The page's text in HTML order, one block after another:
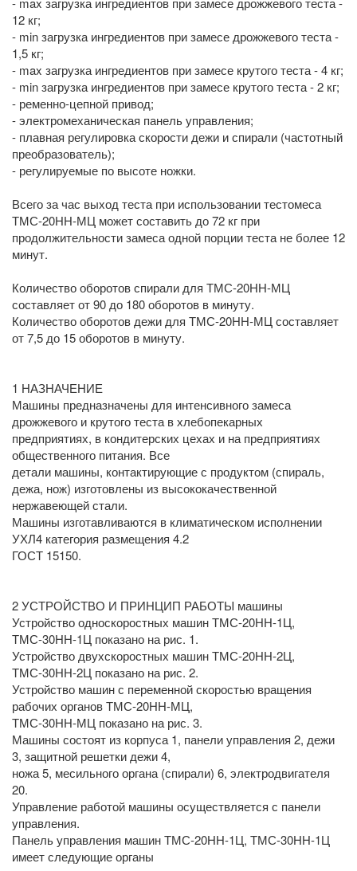
12 кг;
- min загрузка ингредиентов при замесе дрожжевого теста -
1,5 кг;
- max загрузка ингредиентов при замесе крутого теста - 4 кг;
- min загрузка ингредиентов при замесе крутого теста - 2 кг;
- ременно-цепной привод;
- электромеханическая панель управления;
- плавная регулировка скорости дежи и спирали (частотный
преобразователь);
- регулируемые по высоте ножки.
Всего за час выход теста при использовании тестомеса
ТМС-20НН-МЦ может составить до 72 кг при
продолжительности замеса одной порции теста не более 12
минут.
Количество оборотов спирали для ТМС-20НН-МЦ
составляет от 90 до 180 оборотов в минуту.
Количество оборотов дежи для ТМС-20НН-МЦ составляет
от 7,5 до 15 оборотов в минуту.
1 НАЗНАЧЕНИЕ
Машины предназначены для интенсивного замеса
дрожжевого и крутого теста в хлебопекарных
предприятиях, в кондитерских цехах и на предприятиях
общественного питания. Все
детали машины, контактирующие с продуктом (спираль,
дежа, нож) изготовлены из высококачественной
нержавеющей стали.
Машины изготавливаются в климатическом исполнении
УХЛ4 категория размещения 4.2
ГОСТ 15150.
2 УСТРОЙСТВО И ПРИНЦИП РАБОТЫ машины
Устройство односкоростных машин ТМС-20НН-1Ц,
ТМС-30НН-1Ц показано на рис. 1.
Устройство двухскоростных машин ТМС-20НН-2Ц,
ТМС-30НН-2Ц показано на рис. 2.
Устройство машин с переменной скоростью вращения
рабочих органов ТМС-20НН-МЦ,
ТМС-30НН-МЦ показано на рис. 3.
Машины состоят из корпуса 1, панели управления 2, дежи
3, защитной решетки дежи 4,
ножа 5, месильного органа (спирали) 6, электродвигателя
20.
Управление работой машины осуществляется с панели
управления.
Панель управления машин ТМС-20НН-1Ц, ТМС-30НН-1Ц
имеет следующие органы